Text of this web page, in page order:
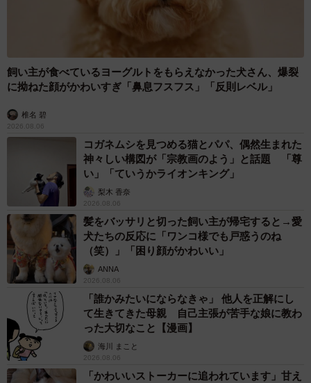
飼い主が食べているヨーグルトをもらえなかった犬さん、爆裂
に拗ねた顔がかわいすぎ「鼻息フスフス」「反則レベル」
椎名 碧
2026.08.06
コガネムシを見つめる猫とパパ、偶然生まれた
神々しい構図が「宗教画のよう」と話題 「尊
い」「ていうかライオンキング」
梨木 香奈
2026.08.06
髪をバッサリと切った飼い主が帰宅すると→愛
犬たちの反応に「ワンコ様でも戸惑うのね
（笑）」「困り顔がかわいい」
ANNA
2026.08.06
「誰かみたいにならなきゃ」 他人を正解にし
て生きてきた母親 自己主張が苦手な娘に教わ
った大切なこと【漫画】
海川 まこと
2026.08.06
「かわいいストーカーに追われています」甘え